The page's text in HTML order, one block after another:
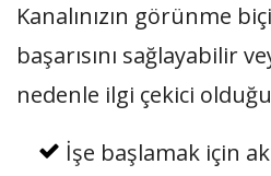
Kanalınızın görünme
başarısını sağlayabilir
nedenle ilgi çekici
İşe başlamak için